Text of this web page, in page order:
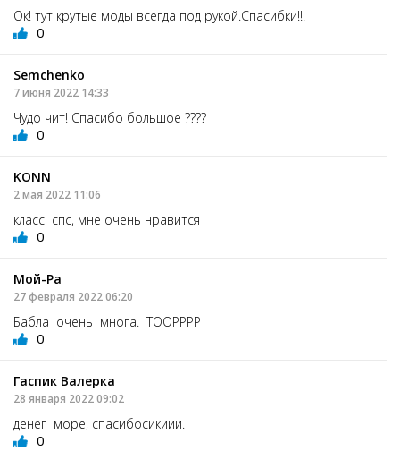
Ок! тут крутые моды всегда под рукой.Спасибки!!!
0
Semchenko
7 июня 2022 14:33
Чудо чит! Спасибо большое ????
0
KONN
2 мая 2022 11:06
класс спс, мне очень нравится
0
Мой-Ра
27 февраля 2022 06:20
Бабла очень многа. ТООРРРР
0
Гаспик Валерка
28 января 2022 09:02
денег море, спасибосикиии.
0